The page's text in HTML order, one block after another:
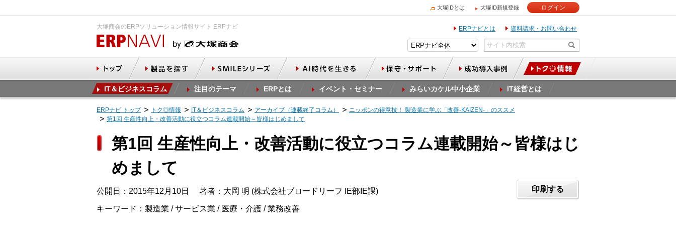
大塚IDとは 大塚ID新規登録 ログイン
大塚商会のERPソリューション情報サイト ERPナビ ERPナビとは 資料請求・お問い合わせ
IT＆ビジネスコラム 注目のテーマ ERPとは イベント・セミナー みらいカケル中小企業 IT経営とは
ERPナビ トップ トク◎情報 IT＆ビジネスコラム アーカイブ（連載終了コラム）
ニッポンの得意技！ 製造業に学ぶ「改善-KAIZEN-」のススメ
第1回 生産性向上・改善活動に役立つコラム連載開始～皆様はじめまして
第1回 生産性向上・改善活動に役立つコラム連載開始～皆様はじ
めまして
公開日：2015年12月10日 著者：大岡 明 (株式会社ブロードリーフ IE部IE課)
キーワード：製造業 / サービス業 / 医療・介護 / 業務改善
印刷する